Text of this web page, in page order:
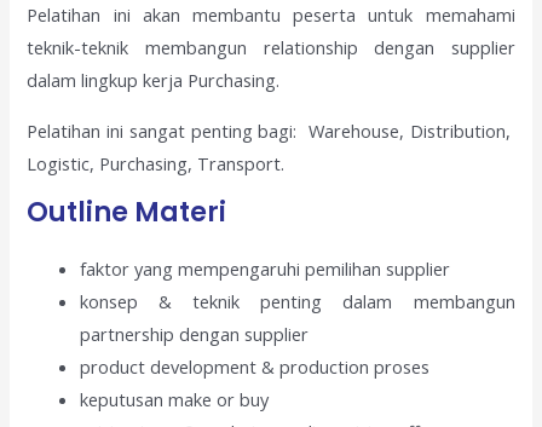
Pelatihan ini akan membantu peserta untuk memahami
teknik-teknik membangun relationship dengan supplier
dalam lingkup kerja Purchasing.
Pelatihan ini sangat penting bagi: Warehouse, Distribution,
Logistic, Purchasing, Transport.
Outline Materi
faktor yang mempengaruhi pemilihan supplier
konsep & teknik penting dalam membangun
partnership dengan supplier
product development & production proses
keputusan make or buy